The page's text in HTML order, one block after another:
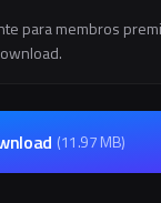
para membros
(11.97 MB)